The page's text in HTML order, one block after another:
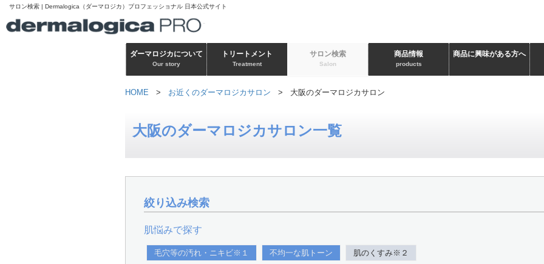
サロン検索 | Dermalogica（ダーマロジカ）プロフェッショナル 日本公式サイト
ダーマロジカについて
Our story
トリートメント
Treatment
サロン検索
Salon
商品情報
products
商品に興味がある方へ
HOME > お近くのダーマロジカサロン > 大阪のダーマロジカサロン
大阪のダーマロジカサロン一覧
絞り込み検索
肌悩みで探す
毛穴等の汚れ・ニキビ※１ 不均一な肌トーン 肌のくすみ※２